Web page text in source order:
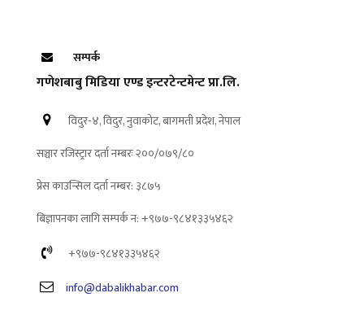
सम्पर्क
गणेशबाबु मिडिया एण्ड इन्टरटेन्टमेन्ट प्रा.लि.
विदुर-४, विदुर, नुवाकोट, बागमती प्रदेश, नेपाल
सञ्चार रजिस्ट्रार दर्ता नम्बरः २००/०७९/८०
प्रेस काउन्सिल दर्ता नम्बर: ३८७५
बिज्ञापनका लागि सम्पर्क न: +९७७-९८४१३३५४६२
+९७७-९८४१३३५४६२
info@dabalikhabar.com